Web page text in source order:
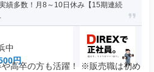
績多数！月8～10日休み【15期連続
中
円
高卒の方も活躍！ ※販売職は初め